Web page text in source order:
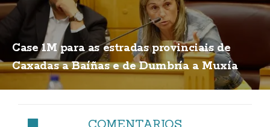
Case 1M para as estradas provinciais de
Caxadas a Baíñas e de Dumbría a Muxía
COMENTARIOS